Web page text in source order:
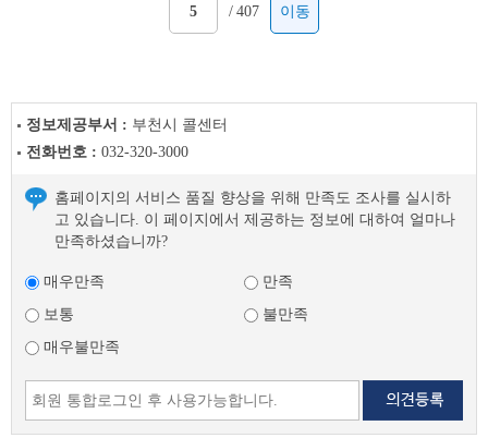
/ 407 이동
정보제공부서 : 부천시 콜센터
전화번호 : 032-320-3000
홈페이지의 서비스 품질 향상을 위해 만족도 조사를 실시하
고 있습니다. 이 페이지에서 제공하는 정보에 대하여 얼마나
만족하셨습니까?
매우만족
만족
보통
불만족
매우불만족